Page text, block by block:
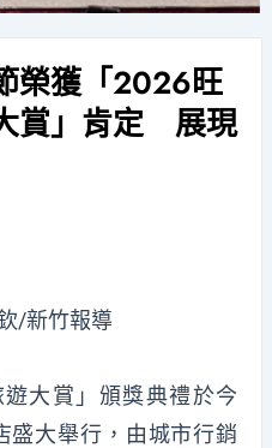
榮獲「2026旺
賞」肯定 展現
/新竹報導
遊大賞」頒獎典禮於今
盛大舉行，由城市行銷